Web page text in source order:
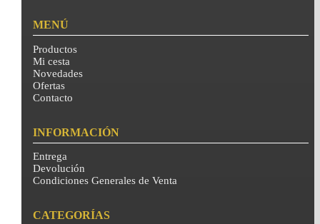
MENÚ
Productos
Mi cesta
Novedades
Ofertas
Contacto
INFORMACIÓN
Entrega
Devolución
Condiciones Generales de Venta
CATEGORÍAS